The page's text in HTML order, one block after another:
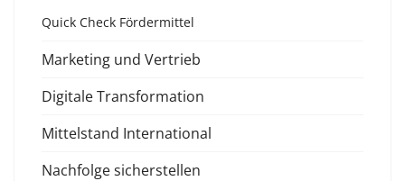
Quick Check Fördermittel
Marketing und Vertrieb
Digitale Transformation
Mittelstand International
Nachfolge sicherstellen